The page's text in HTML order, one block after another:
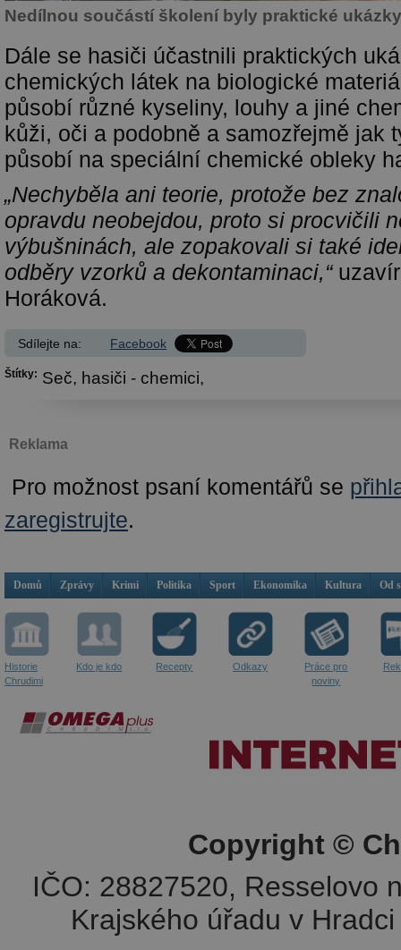
Nedílnou součástí školení byly praktické
Dále se hasiči účastnili praktických
chemických látek na biologické
působí různé kyseliny, louhy a jiné
kůži, oči a podobně a samozřejmě jak
působí na speciální chemické obleky
„Nechyběla ani teorie, protože bez
opravdu neobejdou, proto si procvičili
výbušninách, ale zopakovali si také
odběry vzorků a dekontaminaci,“
Horáková.
Sdílejte na: Facebook
Štítky: Seč, hasiči - chemici,
Reklama
Pro možnost psaní komentářů se
zaregistrujte.
Domů Zprávy Krimi Politika Sport Ekonomika Kultura Od
Historie
Chrudimi
Kdo je kdo Recepty Odkazy
Práce pro
noviny
Copyright ©
IČO: 28827520, Resselovo
Krajského úřadu v